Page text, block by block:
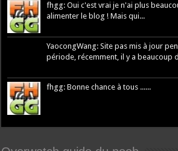
fhgg: Oui c'est vrai je n'ai plus
alimenter le blog ! Mais qui...
YaocongWang: Site pas mis à jour
période, récemment, il y a beaucoup
fhgg: Bonne chance à tous ......